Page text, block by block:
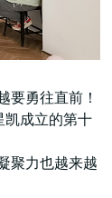
要勇往直前！
凯成立的第十
聚力也越来越